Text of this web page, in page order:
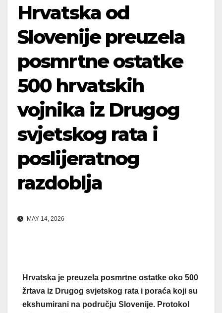
Hrvatska od
Slovenije preuzela
posmrtne ostatke
500 hrvatskih
vojnika iz Drugog
svjetskog rata i
poslijeratnog
razdoblja
MAY 14, 2026
Hrvatska je preuzela posmrtne ostatke oko 500
žrtava iz Drugog svjetskog rata i poraća koji su
ekshumirani na području Slovenije. Protokol